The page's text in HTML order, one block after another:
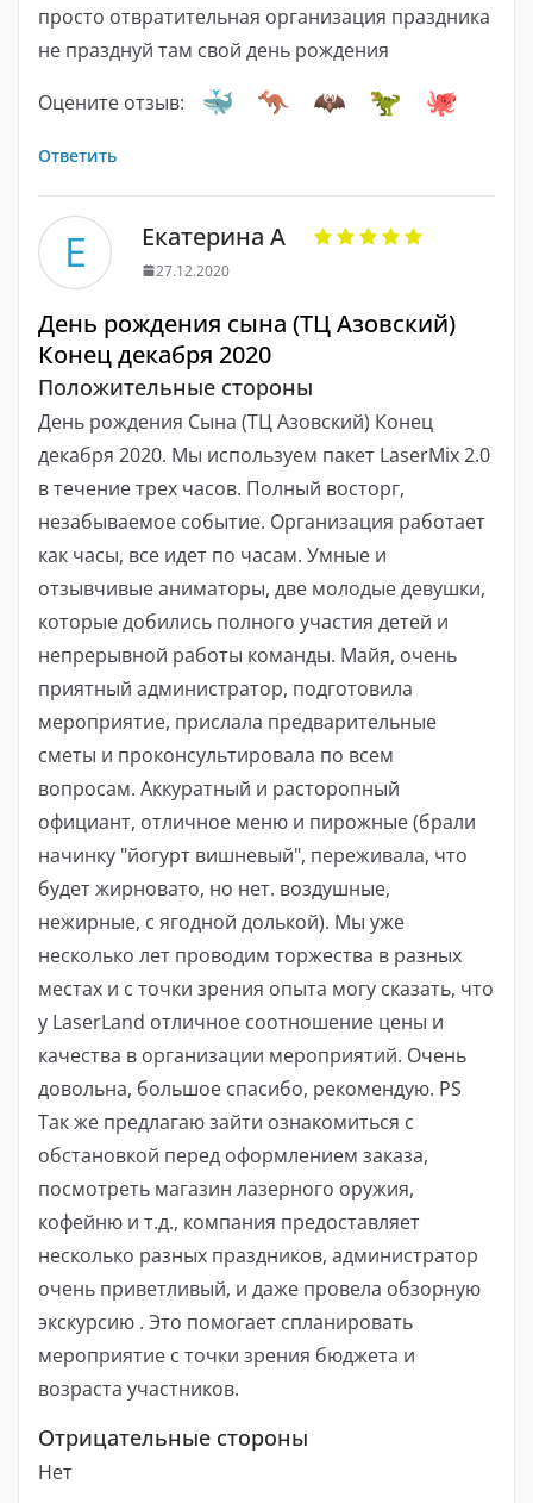
просто отвратительная организация праздника
не празднуй там свой день рождения
Оцените отзыв:
Ответить
Е Екатерина А
27.12.2020
День рождения сына (ТЦ Азовский)
Конец декабря 2020
Положительные стороны
День рождения Сына (ТЦ Азовский) Конец
декабря 2020. Мы используем пакет LaserMix 2.0
в течение трех часов. Полный восторг,
незабываемое событие. Организация работает
как часы, все идет по часам. Умные и
отзывчивые аниматоры, две молодые девушки,
которые добились полного участия детей и
непрерывной работы команды. Майя, очень
приятный администратор, подготовила
мероприятие, прислала предварительные
сметы и проконсультировала по всем
вопросам. Аккуратный и расторопный
официант, отличное меню и пирожные (брали
начинку "йогурт вишневый", переживала, что
будет жирновато, но нет. воздушные,
нежирные, с ягодной долькой). Мы уже
несколько лет проводим торжества в разных
местах и ​​с точки зрения опыта могу сказать, что
у LaserLand отличное соотношение цены и
качества в организации мероприятий. Очень
довольна, большое спасибо, рекомендую. PS
Так же предлагаю зайти ознакомиться с
обстановкой перед оформлением заказа,
посмотреть магазин лазерного оружия,
кофейню и т.д., компания предоставляет
несколько разных праздников, администратор
очень приветливый, и даже провела обзорную
экскурсию . Это помогает спланировать
мероприятие с точки зрения бюджета и
возраста участников.
Отрицательные стороны
Нет